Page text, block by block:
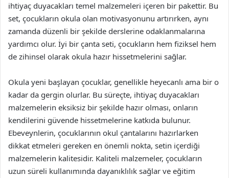
ihtiyaç duyacakları temel malzemeleri içeren bir pakettir. Bu
set, çocukların okula olan motivasyonunu artırırken, aynı
zamanda düzenli bir şekilde derslerine odaklanmalarına
yardımcı olur. İyi bir çanta seti, çocukların hem fiziksel hem
de zihinsel olarak okula hazır hissetmelerini sağlar.
Okula yeni başlayan çocuklar, genellikle heyecanlı ama bir o
kadar da gergin olurlar. Bu süreçte, ihtiyaç duyacakları
malzemelerin eksiksiz bir şekilde hazır olması, onların
kendilerini güvende hissetmelerine katkıda bulunur.
Ebeveynlerin, çocuklarının okul çantalarını hazırlarken
dikkat etmeleri gereken en önemli nokta, setin içerdiği
malzemelerin kalitesidir. Kaliteli malzemeler, çocukların
uzun süreli kullanımında dayanıklılık sağlar ve eğitim